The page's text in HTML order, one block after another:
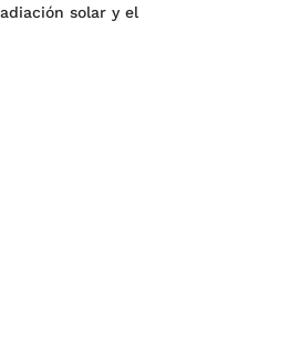
solar y el